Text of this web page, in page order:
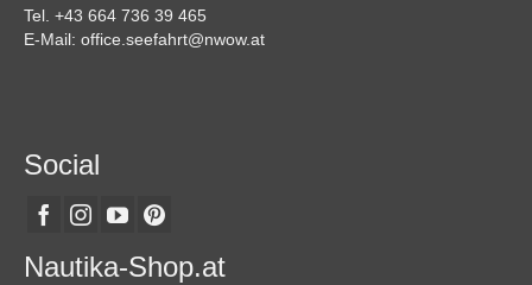
Produktseite
gewählt
Tel. +43 664 736 39 465
E-Mail: office.seefahrt@nwow.at
Social
Nautika-Shop.at